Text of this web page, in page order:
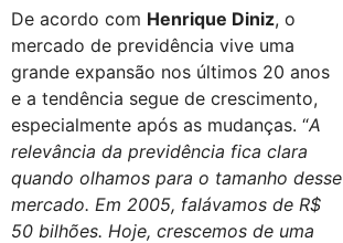
De acordo com Henrique Diniz, o
mercado de previdência vive uma
grande expansão nos últimos 20 anos
e a tendência segue de crescimento,
especialmente após as mudanças. “A
relevância da previdência fica clara
quando olhamos para o tamanho desse
mercado. Em 2005, falávamos de R$
50 bilhões. Hoje, crescemos de uma